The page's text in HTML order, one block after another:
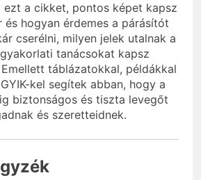
ezt a cikket, pontos képet kapsz
hogyan érdemes a párásítót
cserélni, milyen jelek utalnak a
tanácsokat kapsz
táblázatokkal, példákkal
kel segítek abban, hogy a
biztonságos és tiszta levegőt
és szeretteidnek.